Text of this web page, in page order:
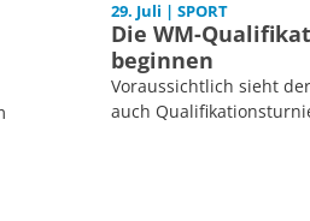
29. Juli | SPORT
Die WM-
beginnen
Voraussichtlich sieht
auch